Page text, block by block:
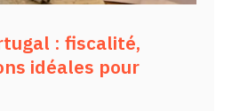
: fiscalité,
idéales pour